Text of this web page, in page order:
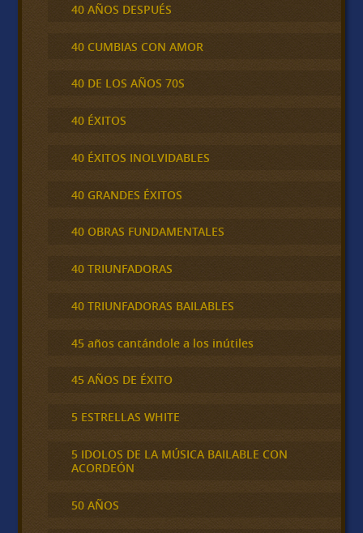
40 AÑOS DESPUÉS
40 CUMBIAS CON AMOR
40 DE LOS AÑOS 70S
40 ÉXITOS
40 ÉXITOS INOLVIDABLES
40 GRANDES ÉXITOS
40 OBRAS FUNDAMENTALES
40 TRIUNFADORAS
40 TRIUNFADORAS BAILABLES
45 años cantándole a los inútiles
45 AÑOS DE ÉXITO
5 ESTRELLAS WHITE
5 IDOLOS DE LA MÚSICA BAILABLE CON
ACORDEÓN
50 AÑOS